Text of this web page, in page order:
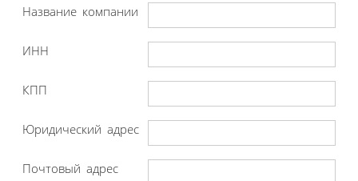
Название компании
ИНН
КПП
Юридический адрес
Почтовый адрес